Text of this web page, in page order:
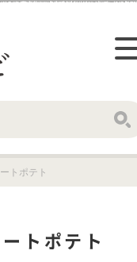
トポテト
トポテト